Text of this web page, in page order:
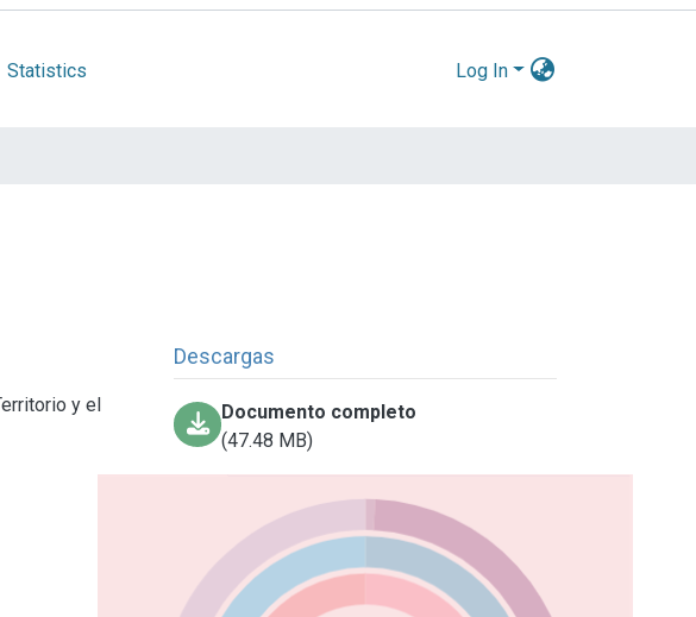
Statistics Log In
y el
Descargas
Documento completo
(47.48 MB)